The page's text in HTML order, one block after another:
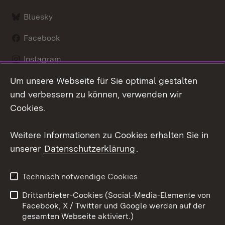
Bluesky
Facebook
Instagram
LinkedIn
Datenschutz
Barrierefreiheit
Impressum
Cookies
Um unsere Webseite für Sie optimal gestalten
und verbessern zu können, verwenden wir
Cookies.
Weitere Informationen zu Cookies erhalten Sie in
unserer Datenschutzerklärung.
Technisch notwendige Cookies
Drittanbieter-Cookies (Social-Media-Elemente von
Facebook, X / Twitter und Google werden auf der
gesamten Webseite aktiviert.)